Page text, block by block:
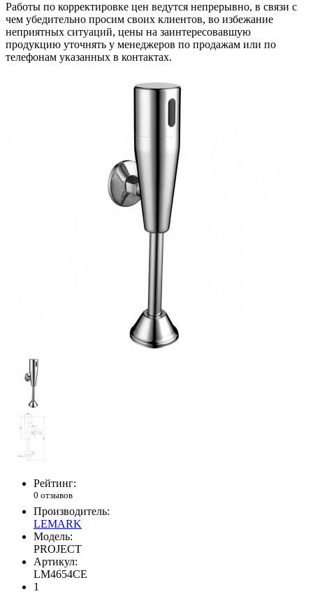
Работы по корректировке цен ведутся непрерывно, в связи с
чем убедительно просим своих клиентов, во избежание
неприятных ситуаций, цены на заинтересовавшую
продукцию уточнять у менеджеров по продажам или по
телефонам указанных в контактах.
Рейтинг:
0 отзывов
Производитель:
LEMARK
Модель:
PROJECT
Артикул:
LM4654CE
1